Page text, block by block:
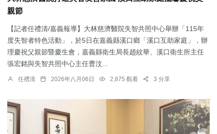
親節
【記者任禮清/嘉義報導】大林慈濟醫院失智共照中心舉辦「115年
度失智者特色活動」，於5日在嘉義縣溪口鄉「溪口互助家庭」，辦
理慶祝父親節暨慶生會，嘉義縣衛生局長趙紋華、溪口衛生所主任
張宏銘與失智共照中心主任曹汶...
任禮清 2026年八月06日 2,875 觀看 3 分享